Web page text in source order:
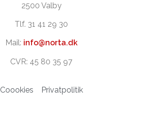
2500 Valby
Tlf. 31 41 29 30
Mail: info@norta.dk
CVR: 45 80 35 97
Coookies Privatpolitik